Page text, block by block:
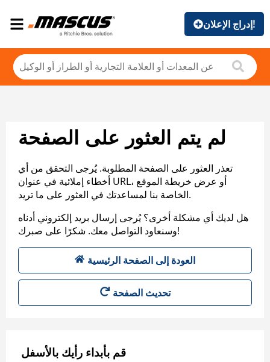
إدراج الإعلان!
لم يتم العثور على الصفحة
تعذر العثور على الصفحة المطلوبة. يُرجى التحقق من أي
أخطاء إملائية في عنوان URL، أو عرض خريطة الموقع
الخاصة بنا لمساعدتك في العثور على ما تريد.
هل لديك أي مشكلة أخرى؟ يُرجى إرسال بريد إلكتروني أدناه
وسنعاود التواصل معك. شكرًا على صبرك!
العودة إلى الصفحة الرئيسية
تحديث الصفحة
قم بأبداء رأيك بالأسفل